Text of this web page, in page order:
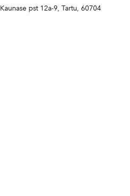
Kaunase pst 12a-9, Tartu, 60704